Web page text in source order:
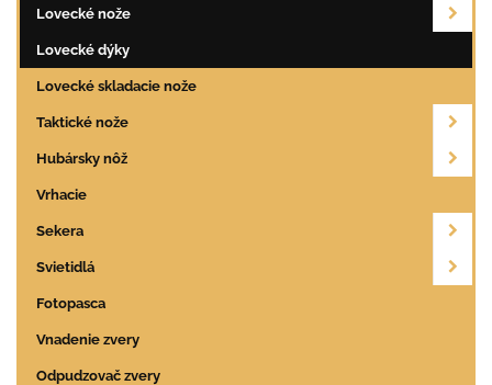
Lovecké nože
Lovecké dýky
Lovecké skladacie nože
Taktické nože
Hubársky nôž
Vrhacie
Sekera
Svietidlá
Fotopasca
Vnadenie zvery
Odpudzovač zvery